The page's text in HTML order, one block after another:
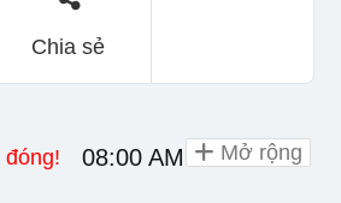
Chia sẻ
08:00 AM - 10:00 PM
Mở rộng